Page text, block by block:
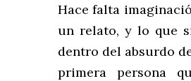
Hace falta
un relato, y lo que
dentro del absurdo
primera persona